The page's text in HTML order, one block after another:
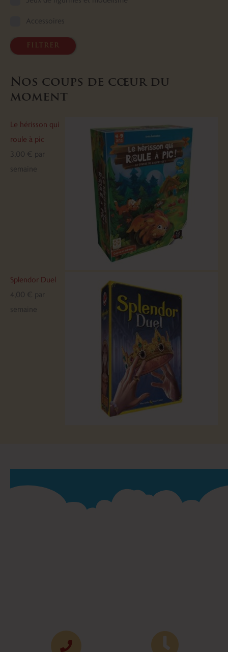
Accessoires
filtrer
Nos coups de cœur du
moment
Le hérisson qui
roule à pic
3,00 € par
semaine
Splendor Duel
4,00 € par
semaine